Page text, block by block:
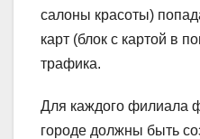
салоны красоты)
карт (блок с картой в
трафика.
Для каждого филиала
городе должны быть